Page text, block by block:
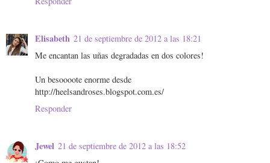
Elisabeth 21 de septiembre de 2012 a las 18:21
Me encantan las uñas degradadas en dos colores!
Un besoooote enorme desde
http://heelsandroses.blogspot.com.es/
Responder
Jewel 21 de septiembre de 2012 a las 18:52